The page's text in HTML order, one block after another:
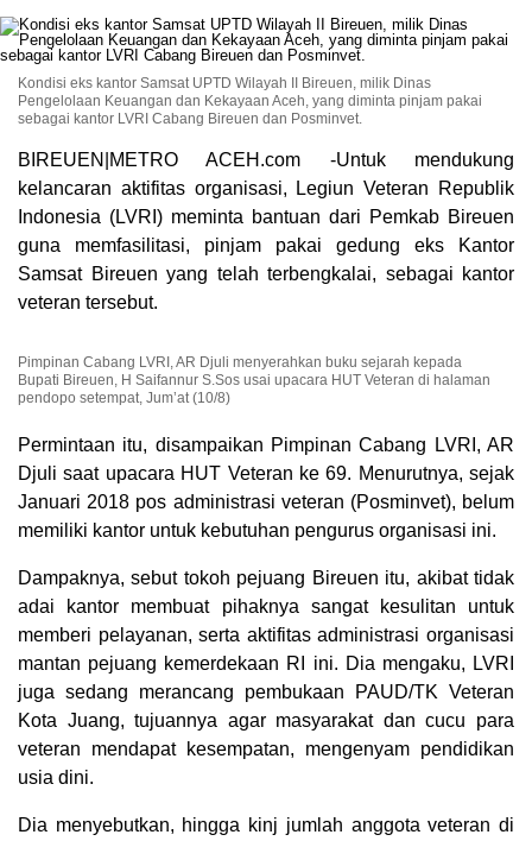
Kondisi eks kantor Samsat UPTD Wilayah II Bireuen, milik Dinas
Pengelolaan Keuangan dan Kekayaan Aceh, yang diminta pinjam pakai
sebagai kantor LVRI Cabang Bireuen dan Posminvet.
BIREUEN|METRO ACEH.com -Untuk mendukung
kelancaran aktifitas organisasi, Legiun Veteran Republik
Indonesia (LVRI) meminta bantuan dari Pemkab Bireuen
guna memfasilitasi, pinjam pakai gedung eks Kantor
Samsat Bireuen yang telah terbengkalai, sebagai kantor
veteran tersebut.
Pimpinan Cabang LVRI, AR Djuli menyerahkan buku sejarah kepada
Bupati Bireuen, H Saifannur S.Sos usai upacara HUT Veteran di halaman
pendopo setempat, Jum’at (10/8)
Permintaan itu, disampaikan Pimpinan Cabang LVRI, AR
Djuli saat upacara HUT Veteran ke 69. Menurutnya, sejak
Januari 2018 pos administrasi veteran (Posminvet), belum
memiliki kantor untuk kebutuhan pengurus organisasi ini.
Dampaknya, sebut tokoh pejuang Bireuen itu, akibat tidak
adai kantor membuat pihaknya sangat kesulitan untuk
memberi pelayanan, serta aktifitas administrasi organisasi
mantan pejuang kemerdekaan RI ini. Dia mengaku, LVRI
juga sedang merancang pembukaan PAUD/TK Veteran
Kota Juang, tujuannya agar masyarakat dan cucu para
veteran mendapat kesempatan, mengenyam pendidikan
usia dini.
Dia menyebutkan, hingga kinj jumlah anggota veteran di